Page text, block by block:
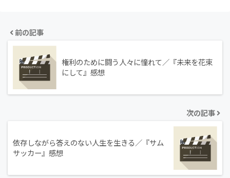
前の記事
権利のために闘う人々に憧れて／『未来を花束
にして』感想
次の記事
依存しながら答えのない人生を生きる／『サム
サッカー』感想